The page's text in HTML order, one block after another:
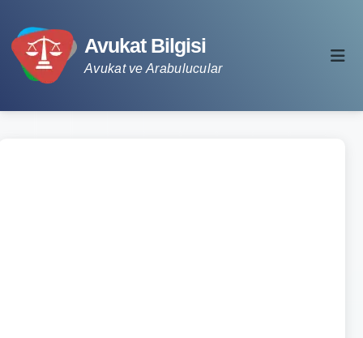
Avukat Bilgisi
Avukat ve Arabulucular